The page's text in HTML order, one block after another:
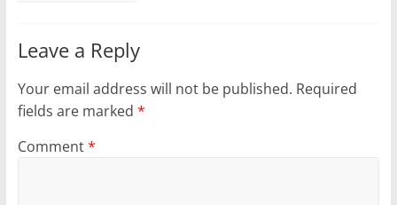
Leave a Reply
Your email address will not be published. Required
fields are marked *
Comment*